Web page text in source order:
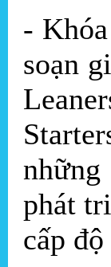
-
soạn
phát
cấp